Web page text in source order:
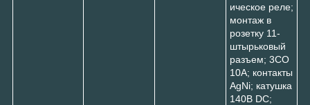
ическое реле;
монтаж в
розетку 11-
штырьковый
разъем; 3CO
10A; контакты
AgNi; катушка
140В DC;